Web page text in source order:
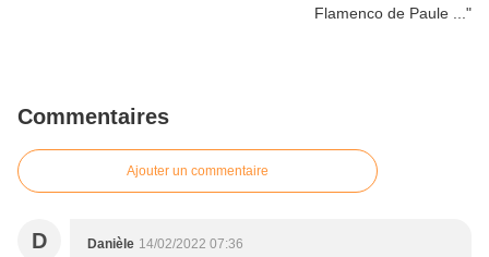
Commentaires
Ajouter un commentaire
D Danièle 14/02/2022 07:36